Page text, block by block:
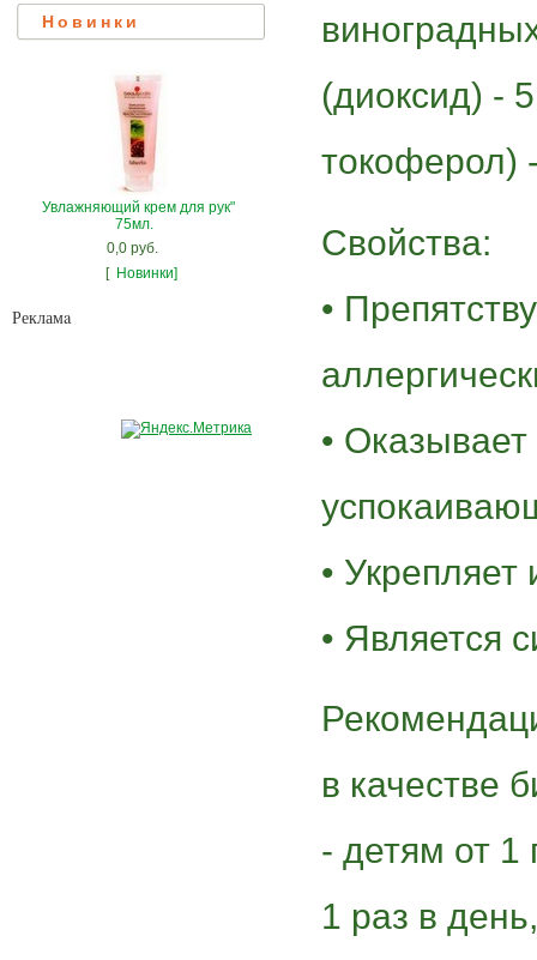
Новинки
Увлажняющий крем для рук"
75мл.
0,0 руб.
[ Новинки]
Рекламa
(диоксид) -
токоферол)
Свойства:
•
•
•
• Является
в качестве
- детям от 1
1 раз в день,